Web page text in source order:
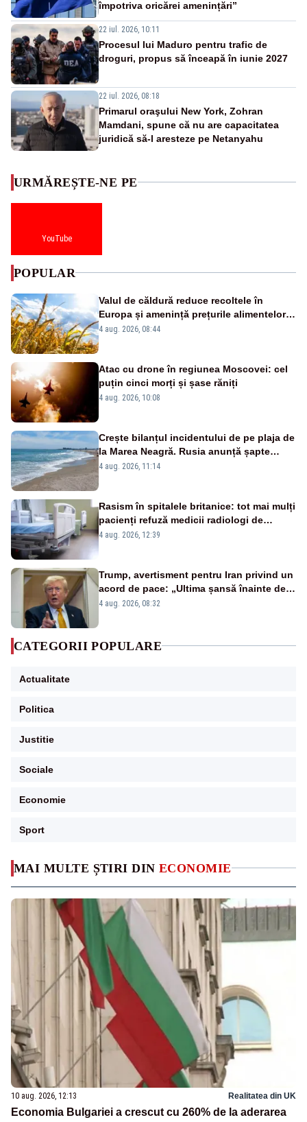
împotriva oricărei amenințări”
22 iul. 2026, 10:11
Procesul lui Maduro pentru trafic de
droguri, propus să înceapă în iunie 2027
22 iul. 2026, 08:18
Primarul oraşului New York, Zohran
Mamdani, spune că nu are capacitatea
juridică să-l aresteze pe Netanyahu
MAI MULTE ȘTIRI DIN ECONOMIE
10 aug. 2026, 12:13 Realitatea din UK
Economia Bulgariei a crescut cu 260% de la aderarea
URMĂREȘTE-NE PE
YouTube
POPULAR
Valul de căldură reduce recoltele în
Europa și amenință prețurile alimentelor.
Ce avantaj are România
4 aug. 2026, 08:44
Atac cu drone în regiunea Moscovei: cel
puțin cinci morți și șase răniți
4 aug. 2026, 10:08
Crește bilanțul incidentului de pe plaja de
la Marea Neagră. Rusia anunță șapte
morți și 40 de răniți
4 aug. 2026, 11:14
Rasism în spitalele britanice: tot mai mulți
pacienți refuză medicii radiologi de
culoare sau de origine asiatică, arată un
4 aug. 2026, 12:39
Trump, avertisment pentru Iran privind un
acord de pace: „Ultima șansă înainte de
decapitare”
4 aug. 2026, 08:32
CATEGORII POPULARE
Actualitate
Politica
Justitie
Sociale
Economie
Sport